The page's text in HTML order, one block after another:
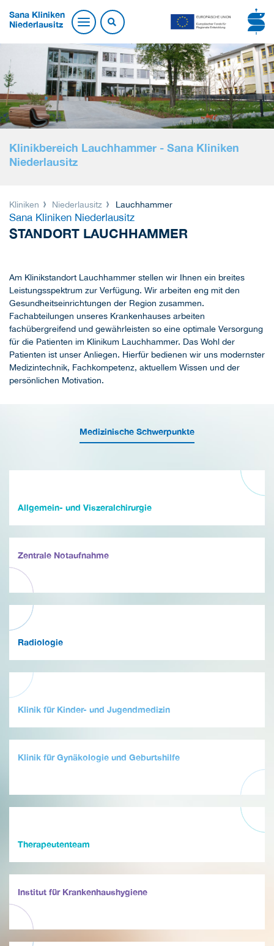
Sana Kliniken
Niederlausitz
Klinikbereich Lauchhammer - Sana Kliniken
Niederlausitz
Kliniken Niederlausitz Lauchhammer
Sana Kliniken Niederlausitz
STANDORT LAUCHHAMMER
Am Klinikstandort Lauchhammer stellen wir Ihnen ein breites
Leistungsspektrum zur Verfügung. Wir arbeiten eng mit den
Gesundheitseinrichtungen der Region zusammen.
Fachabteilungen unseres Krankenhauses arbeiten
fachübergreifend und gewährleisten so eine optimale Versorgung
für die Patienten im Klinikum Lauchhammer. Das Wohl der
Patienten ist unser Anliegen. Hierfür bedienen wir uns modernster
Medizintechnik, Fachkompetenz, aktuellem Wissen und der
persönlichen Motivation.
Medizinische Schwerpunkte
Allgemein- und Viszeralchirurgie
Zentrale Notaufnahme
Radiologie
Klinik für Kinder- und Jugendmedizin
Klinik für Gynäkologie und Geburtshilfe
Therapeutenteam
Institut für Krankenhaushygiene